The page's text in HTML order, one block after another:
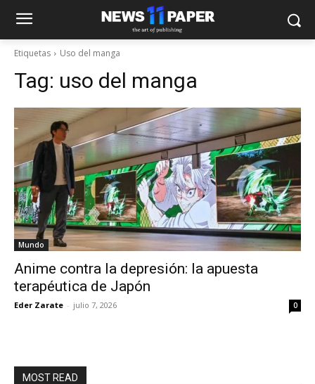
Etiquetas Uso del manga
Tag: uso del manga
Mundo
Anime contra la depresión: la apuesta
terapéutica de Japón
Eder Zarate - julio 7, 2026 0
MOST READ